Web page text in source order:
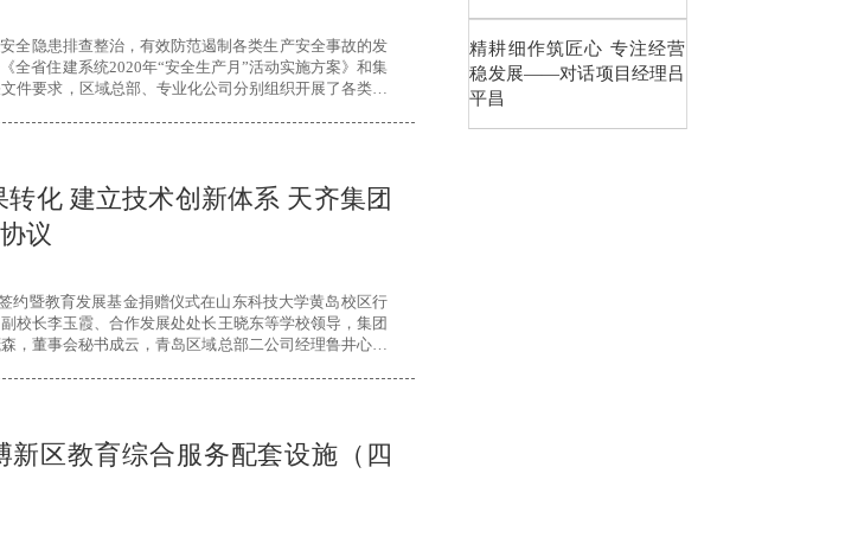
全隐患排查整治，有效防范遏制各类生产安全事故的发
全省住建系统2020年“安全生产月”活动实施方案》和集
件要求，区域总部、专业化公司分别组织开展了各类安
化 建立技术创新体系 天齐集团
议
约暨教育发展基金捐赠仪式在山东科技大学黄岛校区行
校长李玉霞、合作发展处处长王晓东等学校领导，集团
，董事会秘书成云，青岛区域总部二公司经理鲁井心、
区教育综合服务配套设施（四
精耕细作筑匠心 专注经营
稳发展——对话项目经理吕
平昌